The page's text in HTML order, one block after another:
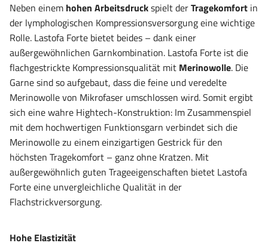
Neben einem hohen Arbeitsdruckspielt derTragekomfort in
der lymphologischen Kompressionsversorgung eine wichtige
Rolle. Lastofa Forte bietet beides – dank einer
außergewöhnlichen Garnkombination. Lastofa Forte ist die
flachgestrickte Kompressionsqualität mit Merinowolle. Die
Garne sind so aufgebaut, dass die feine und veredelte
Merinowolle von Mikrofaser umschlossen wird. Somit ergibt
sich eine wahre Hightech-Konstruktion: Im Zusammenspiel
mit dem hochwertigen Funktionsgarn verbindet sich die
Merinowolle zu einem einzigartigen Gestrick für den
höchsten Tragekomfort – ganz ohne Kratzen. Mit
außergewöhnlich guten Trageeigenschaften bietet Lastofa
Forte eine unvergleichliche Qualität in der
Flachstrickversorgung.
Hohe Elastizität